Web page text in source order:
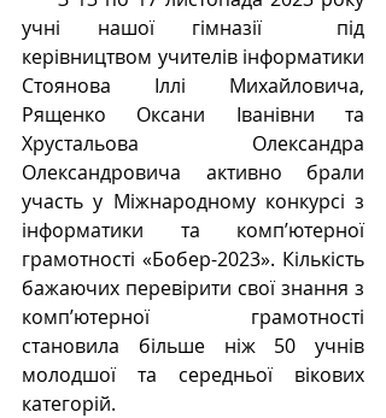
учні нашої гімназії  під
керівництвом учителів інформатики
Стоянова Іллі Михайловича,
Рященко Оксани Іванівни та
Хрустальова Олександра
Олександровича активно брали
участь у Міжнародному конкурсі з
інформатики та комп’ютерної
грамотності «Бобер-2023». Кількість
бажаючих перевірити свої знання з
комп’ютерної грамотності
становила більше ніж 50 учнів
молодшої та середньої вікових
категорій.